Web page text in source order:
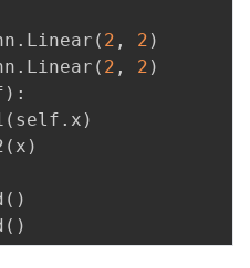
. Linear ( 2 , 2 )
. Linear ( 2 , 2 )
) :
( self . x )
( x )
( )
( )